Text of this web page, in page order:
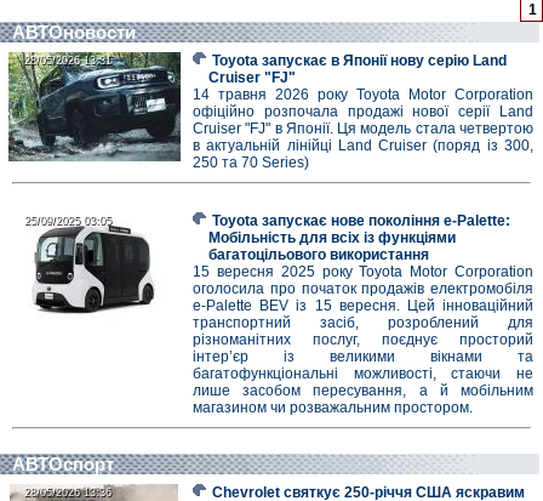
1
АВТОновости
28/05/2026 13:31
28/05/2026 13:31
Toyota запускає в Японії нову серію Land
Cruiser "FJ"
14 травня 2026 року Toyota Motor Corporation
офіційно розпочала продажі нової серії Land
Cruiser "FJ" в Японії. Ця модель стала четвертою
в актуальній лінійці Land Cruiser (поряд із 300,
250 та 70 Series)
25/09/2025 03:05
25/09/2025 03:05
Toyota запускає нове покоління e-Palette:
Мобільність для всіх із функціями
багатоцільового використання
15 вересня 2025 року Toyota Motor Corporation
оголосила про початок продажів електромобіля
e-Palette BEV із 15 вересня. Цей інноваційний
транспортний засіб, розроблений для
різноманітних послуг, поєднує просторий
інтер’єр із великими вікнами та
багатофункціональні можливості, стаючи не
лише засобом пересування, а й мобільним
магазином чи розважальним простором.
АВТОспорт
28/05/2026 13:36
28/05/2026 13:36
Chevrolet святкує 250-річчя США яскравим